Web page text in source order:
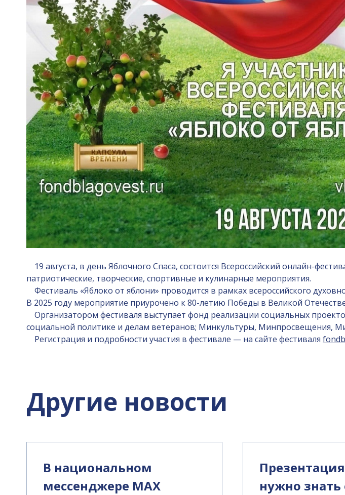
19 августа, в день Яблочного Спаса, состоится Всероссийский онлайн-
патриотические, творческие, спортивные и кулинарные мероприятия.
Фестиваль «Яблоко от яблони» проводится в рамках всероссийского
В 2025 году мероприятие приурочено к 80-летию Победы в Великой
Организатором фестиваля выступает фонд реализации социальных
социальной политике и делам ветеранов; Минкультуры, Минпросвещения,
Регистрация и подробности участия в фестивале — на сайте фестиваля
Другие новости
В национальном
мессенджере MAX
нужно знать